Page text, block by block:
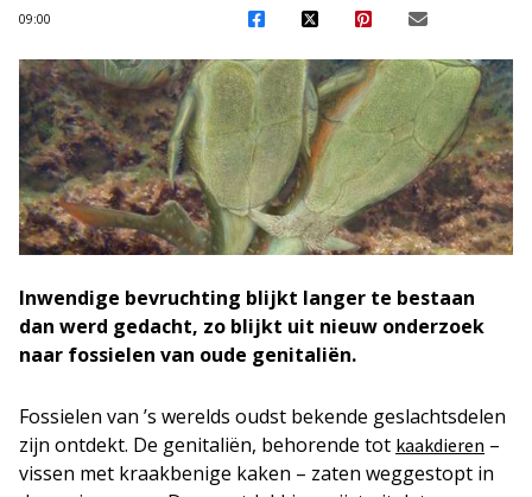
09:00
Inwendige bevruchting blijkt langer te bestaan
dan werd gedacht, zo blijkt uit nieuw onderzoek
naar fossielen van oude genitaliën.
Fossielen van ’s werelds oudst bekende geslachtsdelen
zijn ontdekt. De genitaliën, behorende tot kaakdieren –
vissen met kraakbenige kaken – zaten weggestopt in